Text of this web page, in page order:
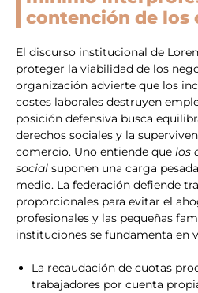
contención de los
El discurso institucional de
proteger la viabilidad de los
organización advierte que los
costes laborales destruyen
posición defensiva busca
derechos sociales y la
comercio. Uno entiende que los
social suponen una carga
medio. La federación defiende
proporcionales para evitar el
profesionales y las pequeñas
instituciones se fundamenta en
La recaudación de cuotas
trabajadores por cuenta